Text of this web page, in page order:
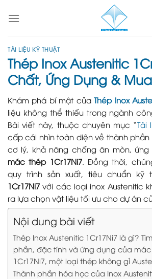
TÀI LIỆU KỸ THUẬT
Thép Inox Austenitic
Chất, Ứng Dụng &
Khám phá bí mật củaThép Inox
liệu không thể thiếu trong ngành
Bài viết này, thuộc chuyên mục “Tài
cấp cái nhìn toàn diện về thành
cơ lý, khả năng chống ăn mòn,
mác thép 1Cr17Ni7. Đồng thời,
quy trình sản xuất, tiêu chuẩn kỹ
1Cr17Ni7 với các loại inox Austenitic
ra lựa chọn vật liệu tối ưu cho dự án
Nội dung bài viết
Thép Inox Austenitic 1Cr17Ni7 là gì?
phần, đặc tính và ứng dụng của
1Cr17Ni7, một loại thép không gỉ
Thành phần hóa học của Inox